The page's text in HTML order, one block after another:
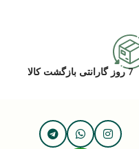
7 روز گارانتی بازگشت کالا